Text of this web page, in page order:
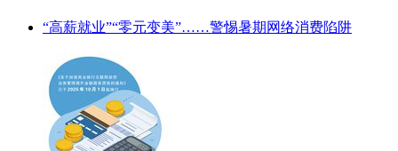
“高薪就业”“零元变美”……警惕暑期网络消费陷阱